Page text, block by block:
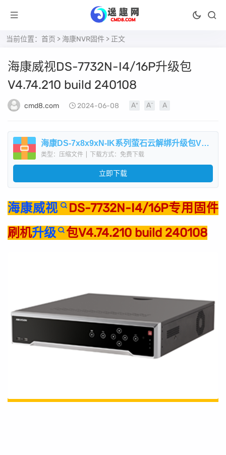
当前位置： 首页 > 海康NVR固件 > 正文
海康威视DS-7732N-I4/16P升级包
V4.74.210 build 240108
cmd8.com 2024-06-08
海康DS-7x8x9xN-IK系列萤石云解绑升级包V4.74.210build240108.zip
类型：压缩文件 下载方式：免费下载
立即下载
海康威视
DS-7732N-I4/16P专用固件
刷机升级 包V4.74.210 build 240108